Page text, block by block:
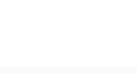
torfol: crynodeb